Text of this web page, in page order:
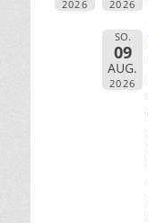
2026 2026
SO.
09
AUG.
2026